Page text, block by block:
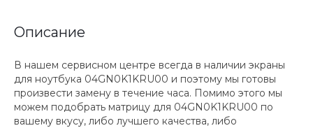
Описание
В нашем сервисном центре всегда в наличии экраны
для ноутбука 04GN0K1KRU00 и поэтому мы готовы
произвести замену в течение часа. Помимо этого мы
можем подобрать матрицу для 04GN0K1KRU00 по
вашему вкусу, либо лучшего качества, либо